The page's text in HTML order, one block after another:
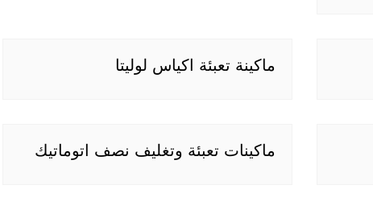
ماكينة تعبئة اكياس لوليتا
ماكينات تعبئة وتغليف نصف اتوماتيك